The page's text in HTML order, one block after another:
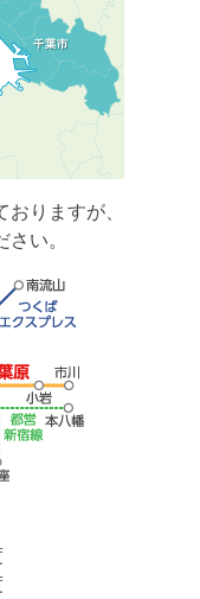
りますが、
い。